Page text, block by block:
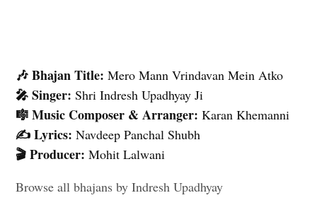
🎶 Bhajan Title: Mero Mann Vrindavan Mein Atko
🎤 Singer: Shri Indresh Upadhyay Ji
🎼 Music Composer & Arranger: Karan Khemanni
✍️ Lyrics: Navdeep Panchal Shubh
🎬 Producer: Mohit Lalwani
Browse all bhajans by Indresh Upadhyay